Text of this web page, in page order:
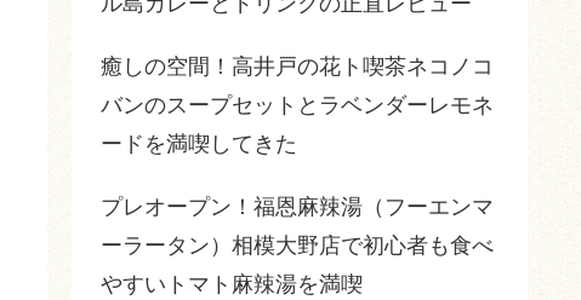
癒しの空間！高井戸の花ト喫茶ネコノコ
バンのスープセットとラベンダーレモネ
ードを満喫してきた
プレオープン！福恩麻辣湯（フーエンマ
ーラータン）相模大野店で初心者も食べ
やすいトマト麻辣湯を満喫